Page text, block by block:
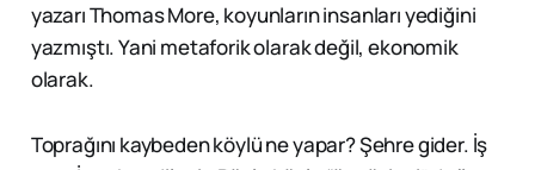
yazarı Thomas More, koyunların insanları yediğini
yazmıştı. Yani metaforik olarak değil, ekonomik
olarak.
Toprağını kaybeden köylü ne yapar? Şehre gider. İş